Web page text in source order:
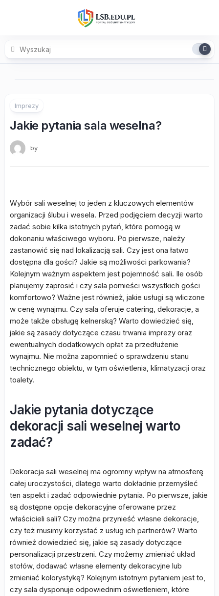
Imprezy
Jakie pytania sala weselna?
by
Wybór sali weselnej to jeden z kluczowych elementów
organizacji ślubu i wesela. Przed podjęciem decyzji warto
zadać sobie kilka istotnych pytań, które pomogą w
dokonaniu właściwego wyboru. Po pierwsze, należy
zastanowić się nad lokalizacją sali. Czy jest ona łatwo
dostępna dla gości? Jakie są możliwości parkowania?
Kolejnym ważnym aspektem jest pojemność sali. Ile osób
planujemy zaprosić i czy sala pomieści wszystkich gości
komfortowo? Ważne jest również, jakie usługi są wliczone
w cenę wynajmu. Czy sala oferuje catering, dekoracje, a
może także obsługę kelnerską? Warto dowiedzieć się,
jakie są zasady dotyczące czasu trwania imprezy oraz
ewentualnych dodatkowych opłat za przedłużenie
wynajmu. Nie można zapomnieć o sprawdzeniu stanu
technicznego obiektu, w tym oświetlenia, klimatyzacji oraz
toalety.
Jakie pytania dotyczące
dekoracji sali weselnej warto
zadać?
Dekoracja sali weselnej ma ogromny wpływ na atmosferę
całej uroczystości, dlatego warto dokładnie przemyśleć
ten aspekt i zadać odpowiednie pytania. Po pierwsze, jakie
są dostępne opcje dekoracyjne oferowane przez
właścicieli sali? Czy można przynieść własne dekoracje,
czy też musimy korzystać z usług ich partnerów? Warto
również dowiedzieć się, jakie są zasady dotyczące
personalizacji przestrzeni. Czy możemy zmieniać układ
stołów, dodawać własne elementy dekoracyjne lub
zmieniać kolorystykę? Kolejnym istotnym pytaniem jest to,
czy sala dysponuje odpowiednim oświetleniem, które